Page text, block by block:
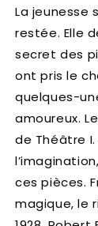
La jeunesse
restée. Elle
secret des
ont pris le
quelques-
amoureux.
de Théâtre
ces pièces.
magique, le